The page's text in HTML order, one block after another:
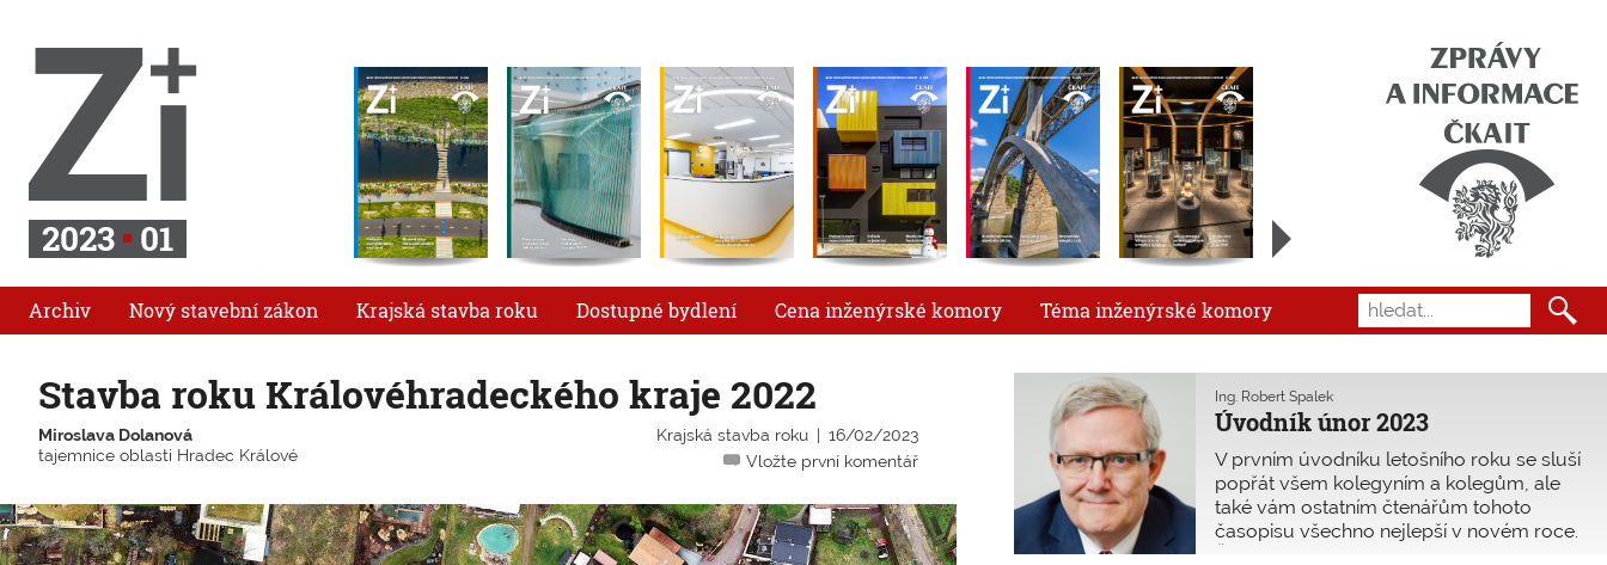
2023 01
Archiv Nový stavební zákon Krajská stavba roku Dostupné bydlení Cena inženýrské komory Téma inženýrské komory
Stavba roku Královéhradeckého kraje 2022
Miroslava Dolanová
tajemnice oblasti Hradec Králové
16/02/2023
Krajská stavba roku
Vložte první komentář
Úvodník únor 2023
Ing. Robert Špalek
V prvním úvodníku letošního roku se sluší
popřát všem kolegyním a kolegům, ale
také vám ostatním čtenářům tohoto
časopisu všechno nejlepší v novém roce.